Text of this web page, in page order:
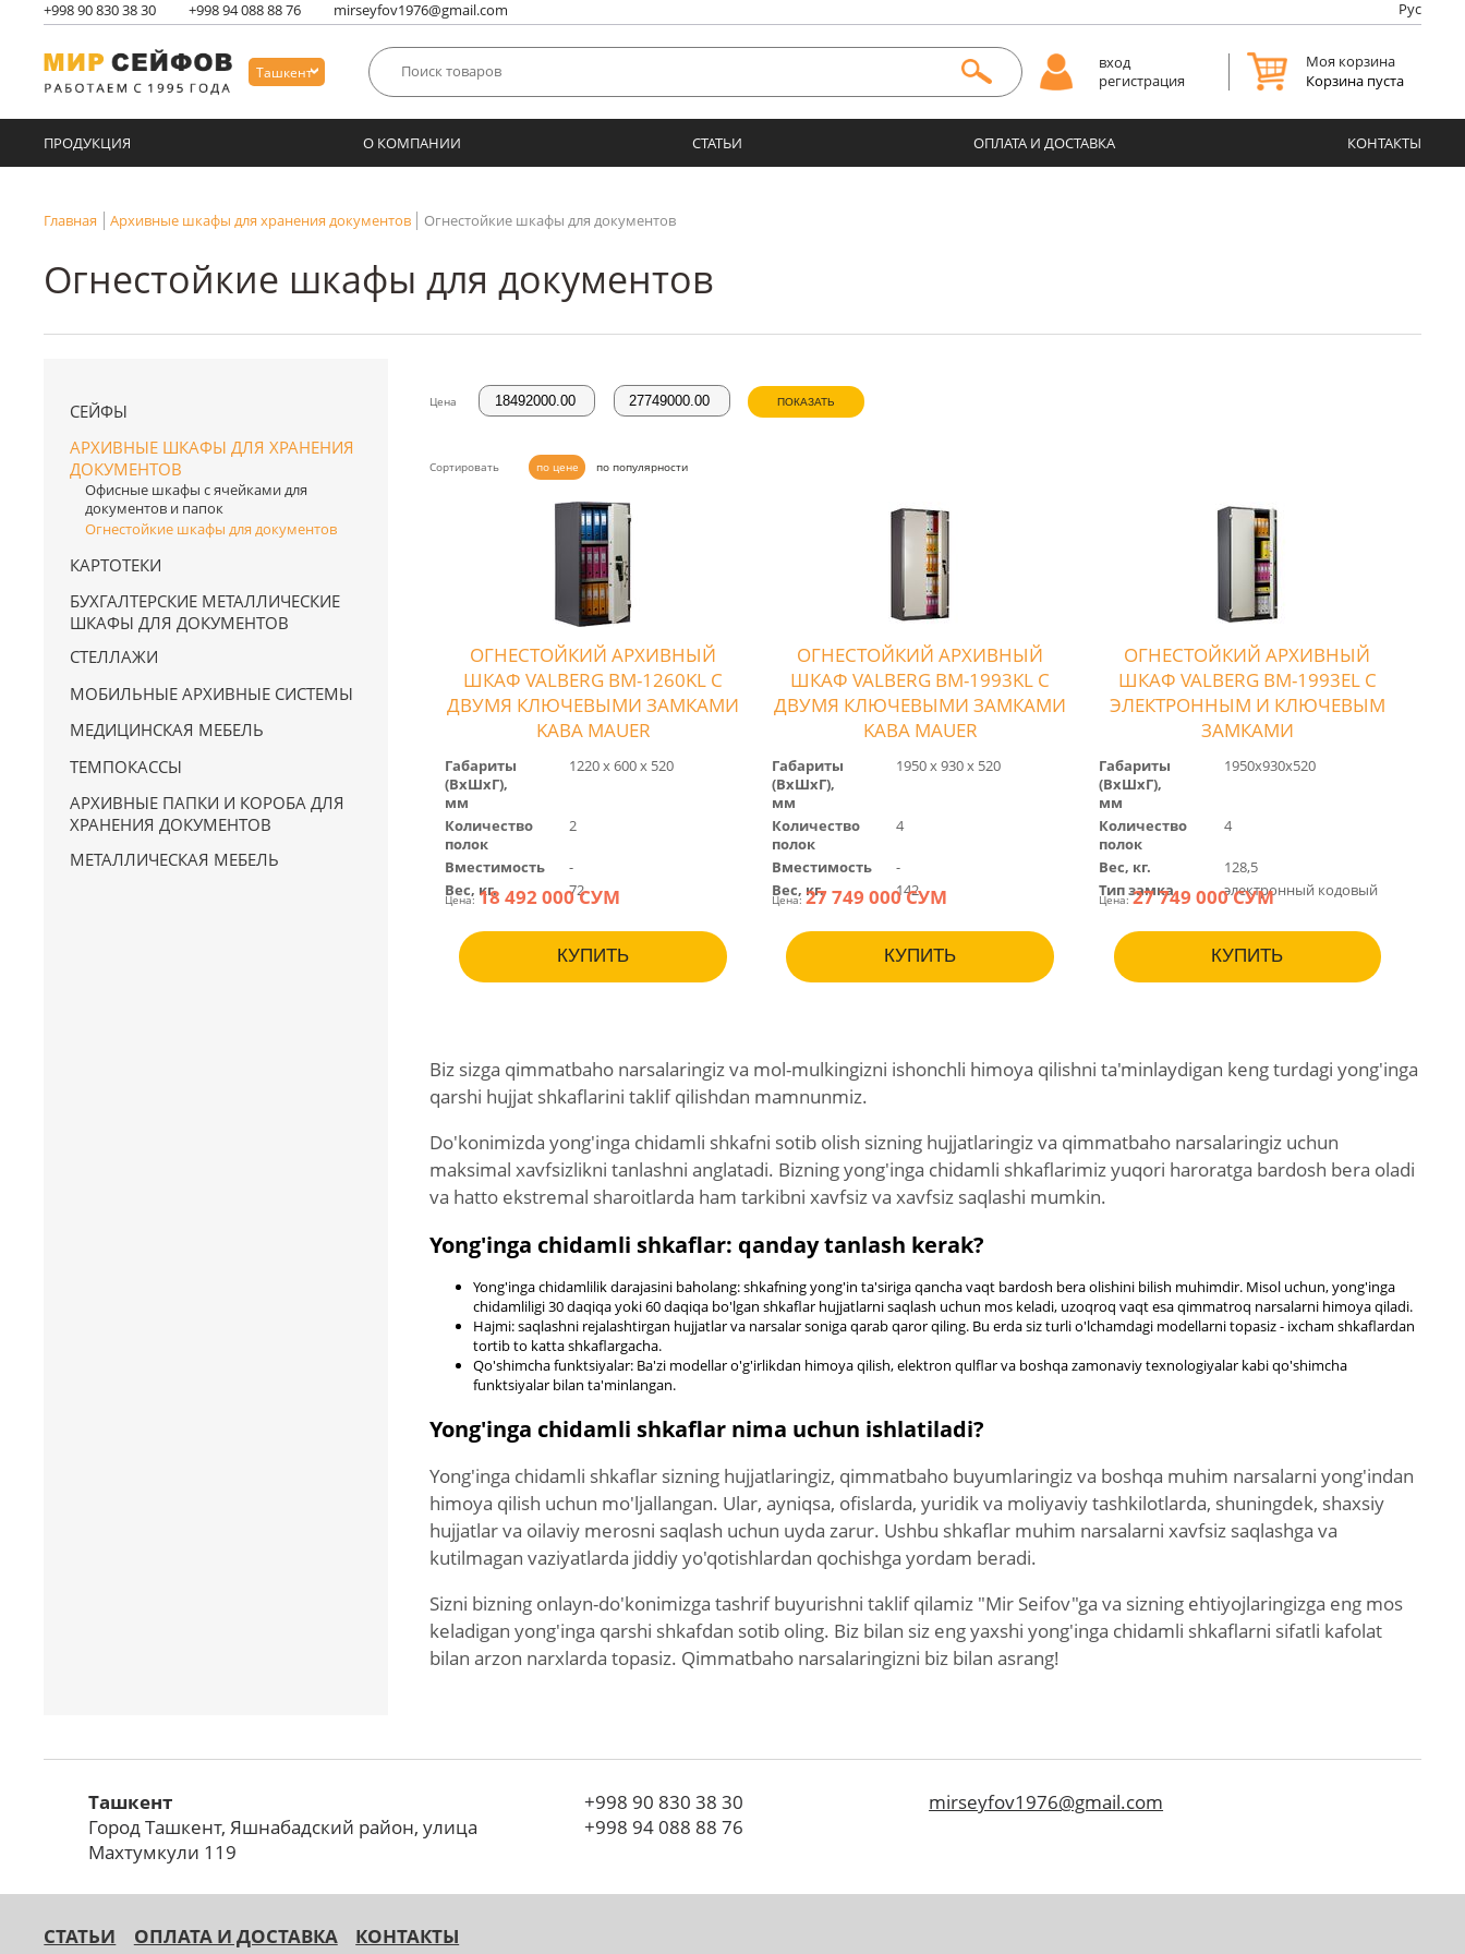
+99890 830 38 30 +99894 088 88 76 mirseyfov1976@gmail.com Рус
Ташкент
вход
регистрация
Моя корзина
Корзина пуста
ПРОДУКЦИЯ О КОМПАНИИ СТАТЬИ ОПЛАТА И ДОСТАВКА КОНТАКТЫ
Главная Архивные шкафы для хранения документов Огнестойкие шкафы для документов
Огнестойкие шкафы для документов
СЕЙФЫ
АРХИВНЫЕ ШКАФЫ ДЛЯ ХРАНЕНИЯ
ДОКУМЕНТОВ
Офисные шкафы с ячейками для
документов и папок
Огнестойкие шкафы для документов
КАРТОТЕКИ
БУХГАЛТЕРСКИЕ МЕТАЛЛИЧЕСКИЕ
ШКАФЫ ДЛЯ ДОКУМЕНТОВ
СТЕЛЛАЖИ
МОБИЛЬНЫЕ АРХИВНЫЕ СИСТЕМЫ
МЕДИЦИНСКАЯ МЕБЕЛЬ
ТЕМПОКАССЫ
АРХИВНЫЕ ПАПКИ И КОРОБА ДЛЯ
ХРАНЕНИЯ ДОКУМЕНТОВ
МЕТАЛЛИЧЕСКАЯ МЕБЕЛЬ
Цена ПОКАЗАТЬ
Сортировать по цене по популярности
ОГНЕСТОЙКИЙ АРХИВНЫЙ
ШКАФ VALBERG BM-1260KL С
ДВУМЯ КЛЮЧЕВЫМИ ЗАМКАМИ
KABA MAUER
Габариты
(BхШхГ),
мм
1220 х 600 х 520
Количество
полок
2
Вместимость
-
Вес, кг.
72
Цена: 18 492 000 СУМ
КУПИТЬ
ОГНЕСТОЙКИЙ АРХИВНЫЙ
ШКАФ VALBERG BM-1993KL С
ДВУМЯ КЛЮЧЕВЫМИ ЗАМКАМИ
KABA MAUER
Габариты
(BхШхГ),
мм
1950 х 930 х 520
Количество
полок
4
Вместимость
-
Вес, кг.
142
Цена: 27 749 000 СУМ
КУПИТЬ
ОГНЕСТОЙКИЙ АРХИВНЫЙ
ШКАФ VALBERG BM-1993EL С
ЭЛЕКТРОННЫМ И КЛЮЧЕВЫМ
ЗАМКАМИ
Габариты
(BхШхГ),
мм
1950x930x520
Количество
полок
4
Вес, кг.
128,5
Тип замка
электронный кодовый
Цена:27 749 000 СУМ
КУПИТЬ
Biz sizga qimmatbaho narsalaringiz va mol-mulkingizni ishonchli himoya qilishni ta'minlaydigan keng turdagi yong'inga
qarshi hujjat shkaflarini taklif qilishdan mamnunmiz.
Do'konimizda yong'inga chidamli shkafni sotib olish sizning hujjatlaringiz va qimmatbaho narsalaringiz uchun
maksimal xavfsizlikni tanlashni anglatadi. Bizning yong'inga chidamli shkaflarimiz yuqori haroratga bardosh bera oladi
va hatto ekstremal sharoitlarda ham tarkibni xavfsiz va xavfsiz saqlashi mumkin.
Yong'inga chidamli shkaflar: qanday tanlash kerak?
Yong'inga chidamlilik darajasini baholang: shkafning yong'in ta'siriga qancha vaqt bardosh bera olishini bilish muhimdir. Misol uchun, yong'inga
chidamliligi 30 daqiqa yoki 60 daqiqa bo'lgan shkaflar hujjatlarni saqlash uchun mos keladi, uzoqroq vaqt esa qimmatroq narsalarni himoya qiladi.
Hajmi: saqlashni rejalashtirgan hujjatlar va narsalar soniga qarab qaror qiling. Bu erda siz turli o'lchamdagi modellarni topasiz - ixcham shkaflardan
tortib to katta shkaflargacha.
Qo'shimcha funktsiyalar: Ba'zi modellar o'g'irlikdan himoya qilish, elektron qulflar va boshqa zamonaviy texnologiyalar kabi qo'shimcha
funktsiyalar bilan ta'minlangan.
Yong'inga chidamli shkaflar nima uchun ishlatiladi?
Yong'inga chidamli shkaflar sizning hujjatlaringiz, qimmatbaho buyumlaringiz va boshqa muhim narsalarni yong'indan
himoya qilish uchun mo'ljallangan. Ular, ayniqsa, ofislarda, yuridik va moliyaviy tashkilotlarda, shuningdek, shaxsiy
hujjatlar va oilaviy merosni saqlash uchun uyda zarur. Ushbu shkaflar muhim narsalarni xavfsiz saqlashga va
kutilmagan vaziyatlarda jiddiy yo'qotishlardan qochishga yordam beradi.
Sizni bizning onlayn-do'konimizga tashrif buyurishni taklif qilamiz "Mir Seifov"ga va sizning ehtiyojlaringizga eng mos
keladigan yong'inga qarshi shkafdan sotib oling. Biz bilan siz eng yaxshi yong'inga chidamli shkaflarni sifatli kafolat
bilan arzon narxlarda topasiz. Qimmatbaho narsalaringizni biz bilan asrang!
Ташкент
Город Ташкент, Яшнабадский район, улица
Махтумкули 119
+998 90 830 38 30
+998 94 088 88 76
mirseyfov1976@gmail.com
СТАТЬИ ОПЛАТА И ДОСТАВКА КОНТАКТЫ